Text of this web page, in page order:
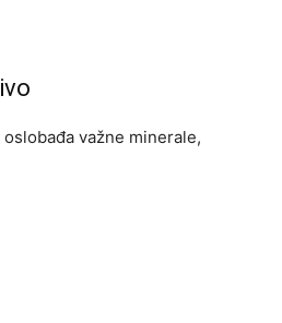
važne minerale,